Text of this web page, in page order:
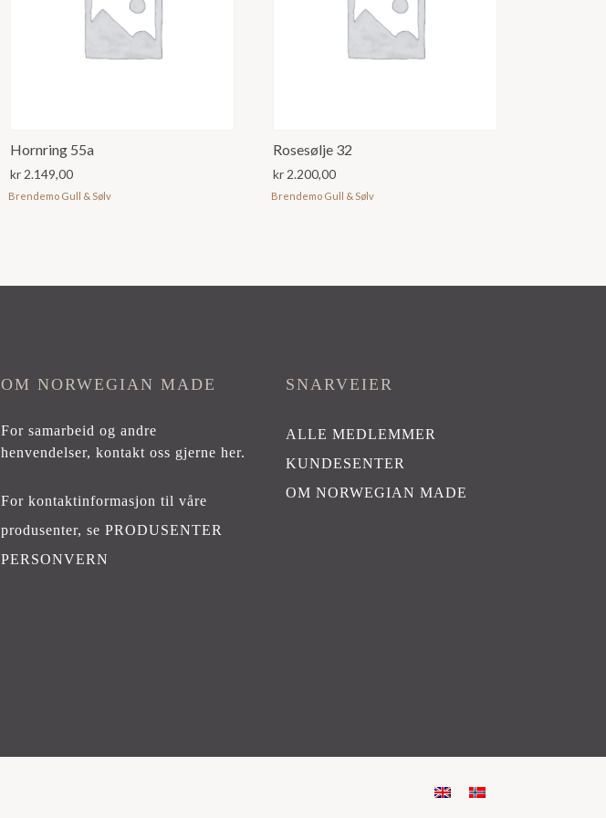
Hornring 55a
kr2.149,00
Brendemo Gull & Sølv
Rosesølje 32
kr 2.200,00
Brendemo Gull & Sølv
OM NORWEGIAN MADE
For samarbeid og andre
henvendelser,kontakt oss gjerne her.
For kontaktinformasjon til våre
produsenter, sePRODUSENTER
PERSONVERN
SNARVEIER
ALLE MEDLEMMER
KUNDESENTER
OM NORWEGIAN MADE